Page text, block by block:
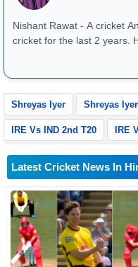
Nishant Rawat - A cricket
cricket for the last 2 years.
on and they reflect very
Shreyas Iyer Shreyas
IRE Vs IND 2nd T20 IRE
Latest Cricket News In